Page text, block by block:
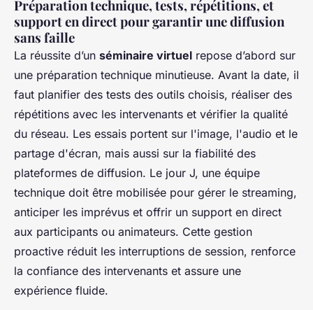
Préparation technique, tests, répétitions, et
support en direct pour garantir une diffusion
sans faille
La réussite d’un séminaire virtuel repose d’abord sur
une préparation technique minutieuse. Avant la date, il
faut planifier des tests des outils choisis, réaliser des
répétitions avec les intervenants et vérifier la qualité
du réseau. Les essais portent sur l'image, l'audio et le
partage d'écran, mais aussi sur la fiabilité des
plateformes de diffusion. Le jour J, une équipe
technique doit être mobilisée pour gérer le streaming,
anticiper les imprévus et offrir un support en direct
aux participants ou animateurs. Cette gestion
proactive réduit les interruptions de session, renforce
la confiance des intervenants et assure une
expérience fluide.